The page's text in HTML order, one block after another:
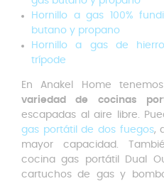
Hornillo a gas 100%
butano y propano
Hornillo a gas de
trípode
En Anakel Home
variedad de cocinas
escapadas al aire libre.
gas portátil de dos fuegos,
mayor capacidad.
cocina gas portátil Dual
cartuchos de gas y